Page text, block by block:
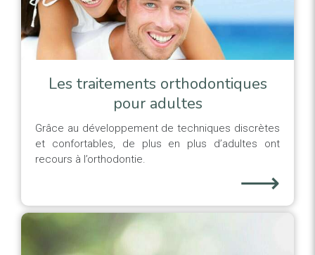
Les traitements orthodontiques
pour adultes
Grâce au développement de techniques discrètes
et confortables, de plus en plus d’adultes ont
recours à l’orthodontie.
⟶